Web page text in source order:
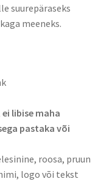
suurepäraseks
meeneks.
libise maha
pastaka või
roosa, pruun
logo või tekst